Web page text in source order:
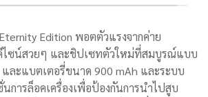
Edition พอตตัวแรงจากค่าย
ไซน์สวยๆ และชิปเซทตัวใหม่ที่สมบูรณ์แบบ
และแบตเตอรี่ขนาด 900 mAh และระบบ
การล็อคเครื่องเพื่อป้องกันการนำไปสูบ